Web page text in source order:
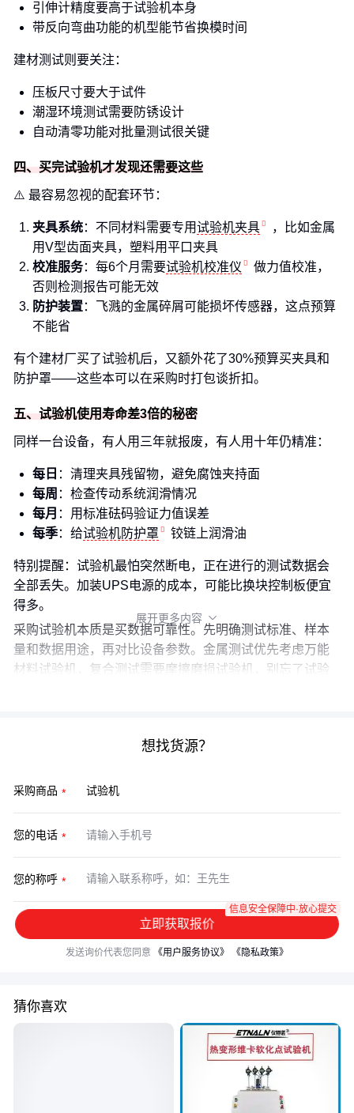
引伸计精度要高于试验机本身
带反向弯曲功能的机型能节省换模时间
建材测试则要关注：
压板尺寸要大于试件
潮湿环境测试需要防锈设计
自动清零功能对批量测试很关键
四、买完试验机才发现还需要这些
⚠️ 最容易忽视的配套环节：
夹具系统：不同材料需要专用试验机夹具
，比如金属
用V型齿面夹具，塑料用平口夹具
校准服务：每6个月需要试验机校准仪
做力值校准，
否则检测报告可能无效
防护装置：飞溅的金属碎屑可能损坏传感器，这点预算
不能省
有个建材厂买了试验机后，又额外花了30%预算买夹具和
防护罩——这些本可以在采购时打包谈折扣。
五、试验机使用寿命差3倍的秘密
同样一台设备，有人用三年就报废，有人用十年仍精准：
每日 ：清理夹具残留物，避免腐蚀夹持面
每周 ：检查传动系统润滑情况
每月 ：用标准砝码验证力值误差
每季：给试验机防护罩 铰链上润滑油
特别提醒：试验机最怕突然断电，正在进行的测试数据会
全部丢失。加装UPS电源的成本，可能比换块控制板便宜
得多。
采购试验机本质是买数据可靠性。先明确测试标准、样本
量和数据用途，再对比设备参数。金属测试优先考虑万能
材料试验机，复合测试需要摩擦磨损试验机，别忘了试验
展开更多内容 
想找货源？
采购商品
您的电话
您的称呼
立即获取报价
信息安全保障中·放心提交
发送询价代表您同意 《用户服务协议》 《隐私政策》
猜你喜欢